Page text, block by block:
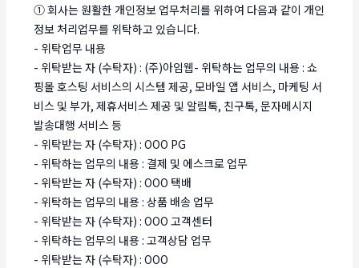
① 회사는 원활한 개인정보 업무처리를 위하여 다음과 같이 개인
정보 처리업무를 위탁하고 있습니다.
- 위탁업무 내용
- 위탁받는 자 (수탁자) : (주)아임웹- 위탁하는 업무의 내용 : 쇼
핑몰 호스팅 서비스의 시스템 제공, 모바일 앱 서비스, 마케팅 서
비스 및 부가, 제휴서비스 제공 및 알림톡, 친구톡, 문자메시지
발송대행 서비스 등
- 위탁받는 자 (수탁자) : OOO PG
- 위탁하는 업무의 내용 : 결제 및 에스크로 업무
- 위탁받는 자 (수탁자) : OOO 택배
- 위탁하는 업무의 내용 : 상품 배송 업무
- 위탁받는 자 (수탁자) : OOO 고객센터
- 위탁하는 업무의 내용 : 고객상담 업무
- 위탁받는 자 (수탁자) : OOO